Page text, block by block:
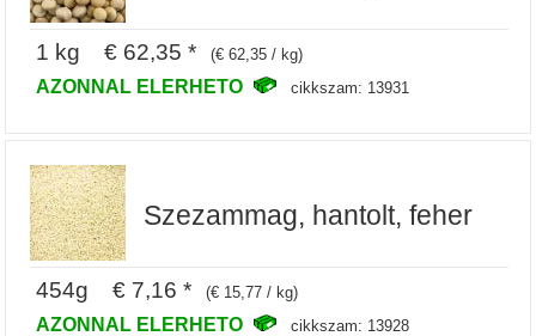
1 kg € 62,35 * (€ 62,35 / kg)
AZONNAL ELERHETO cikkszam: 13931
Szezammag, hantolt, feher
454g € 7,16 * (€ 15,77 / kg)
AZONNAL ELERHETO cikkszam: 13928